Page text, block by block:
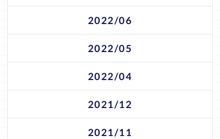
2022/06
2022/05
2022/04
2021/12
2021/11